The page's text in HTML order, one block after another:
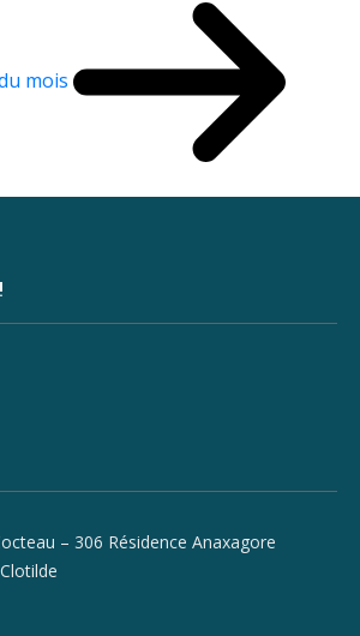
mois
– 306 Résidence Anaxagore